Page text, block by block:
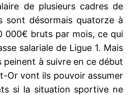
de plusieurs cadres de
sont désormais quatorze à
000€ bruts par mois, ce qui
salariale de Ligue 1. Mais
peinent à suivre en ce début
Or vont ils pouvoir assumer
si la situation sportive ne